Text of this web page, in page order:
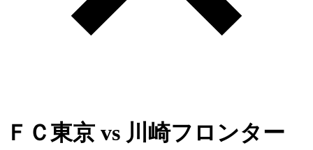
ＦＣ東京 vs 川崎フロンター